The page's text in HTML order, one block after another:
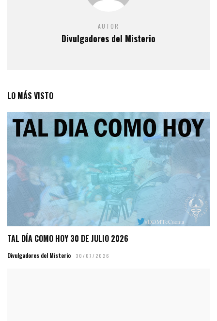
AUTOR
Divulgadores del Misterio
LO MÁS VISTO
TAL DÍA COMO HOY 30 DE JULIO 2026
Divulgadores del Misterio 30/07/2026